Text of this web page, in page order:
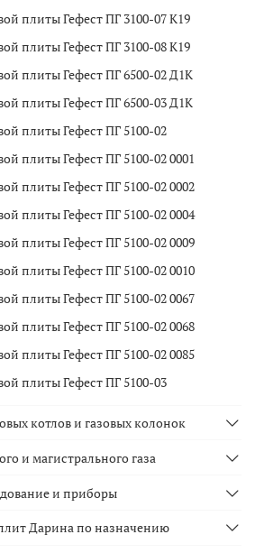
плиты Гефест ПГ 3100-07 К19
плиты Гефест ПГ 3100-08 К19
плиты Гефест ПГ 6500-02 Д1К
плиты Гефест ПГ 6500-03 Д1К
плиты Гефест ПГ 5100-02
плиты Гефест ПГ 5100-02 0001
плиты Гефест ПГ 5100-02 0002
плиты Гефест ПГ 5100-02 0004
плиты Гефест ПГ 5100-02 0009
плиты Гефест ПГ 5100-02 0010
плиты Гефест ПГ 5100-02 0067
плиты Гефест ПГ 5100-02 0068
плиты Гефест ПГ 5100-02 0085
плиты Гефест ПГ 5100-03
котлов и газовых колонок
и магистрального газа
и приборы
Дарина по назначению